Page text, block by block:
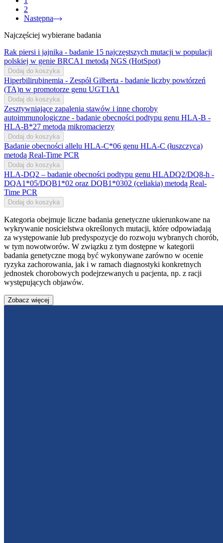
2
Następna
Najczęściej wybierane badania
Rak piersi i jajnika - badanie 15 najczęstszych mutacji w populacji
polskiej w genie BRCA1 metodą NGS (HotSpot)
Dodaj do koszyka
Hiperbilirubinemia - Zespół Gilberta - badanie liczby powtórzeń
(TA)n w promotorze genu UGT1A1
Dodaj do koszyka
Zesztywniające zapalenia stawów i inne choroby
autoimmunologiczne - badanie obecności podtypu genu HLA-B -
HLA-B*27 metodą mikromacierzy
Dodaj do koszyka
Badanie obecności allelu HLA-C*06 genu HLA-C (łuszczyca)
metodą Real-Time PCR
Dodaj do koszyka
HLA-DQ2 – badanie obecności podtypu genu HLADQ2/DQ8-h -
DQA1*05/DQB1*02 oraz DQB1*0302 (celiakia) metodą Real-
Time PCR
Dodaj do koszyka
Kategoria obejmuje liczne badania genetyczne ukierunkowane na
wykrywanie nosicielstwa określonych mutacji, które odpowiadają
za występowanie lub predyspozycje do rozwoju wybranych chorób,
w tym nowotworów. W związku z tym dostępne w kategorii
badania genetyczne mogą być wykonywane zarówno w ocenie
ryzyka zachorowania, jak i w ramach diagnostyki konkretnych
jednostek chorobowych podejrzewanych u pacjenta, np. z racji
występujących objawów.
Zobacz więcej